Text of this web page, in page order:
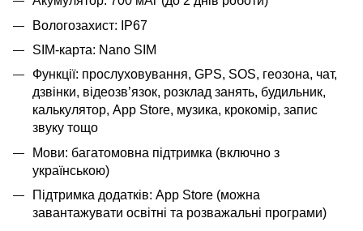
Вологозахист: IP67
SIM-карта: Nano SIM
Функції: прослуховування, GPS, SOS, геозона, чат,
дзвінки, відеозв’язок, розклад занять, будильник,
калькулятор, App Store, музика, крокомір, запис
звуку тощо
Мови: багатомовна підтримка (включно з
українською)
Підтримка додатків: App Store (можна
завантажувати освітні та розважальні програми)